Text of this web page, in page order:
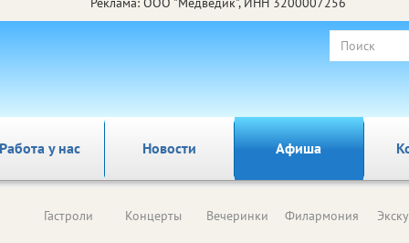
у нас Новости Афиша
Гастроли Концерты Вечеринки Филармония